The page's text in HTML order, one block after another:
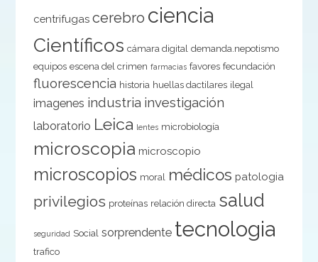
centrifugas cerebro ciencia
Científicos cámara digital demanda.nepotismo
equipos escena del crimen farmacias favores fecundación
fluorescencia historia huellas dactilares ilegal
imagenes industria investigación
laboratorio Leica lentes microbiología
microscopia microscopio
microscopios moral médicos patologia
privilegios proteínas relación directa salud
seguridad Social sorprendente tecnologia
trafico